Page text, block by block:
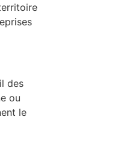
des
ou
le